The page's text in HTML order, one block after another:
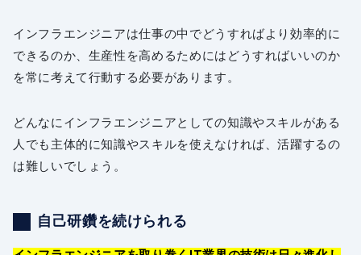
インフラエンジニアは仕事の中でどうすればより効率的に
できるのか、生産性を高めるためにはどうすればいいのか
を常に考えて行動する必要があります。
どんなにインフラエンジニアとしての知識やスキルがある
人でも主体的に知識やスキルを使えなければ、活躍するの
は難しいでしょう。
自己研鑽を続けられる